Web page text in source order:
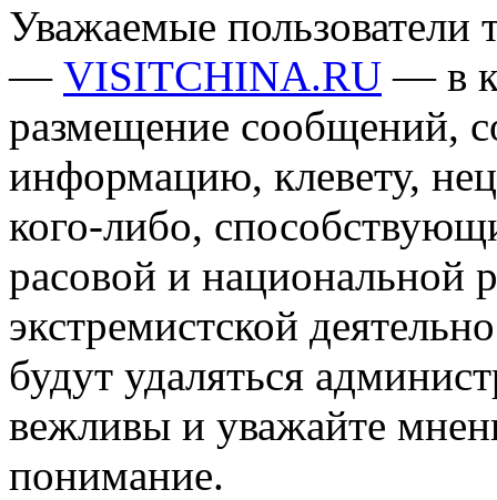
Уважаемые пользователи
— VISITCHINA.RU — в
размещение сообщений,
информацию, клевету,
кого-либо,
расовой и национальной
экстремистской
будут удаляться
вежливы и уважайте
понимание.